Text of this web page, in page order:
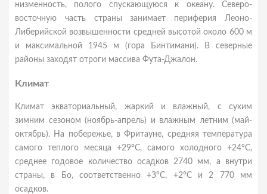
низменность, полого спускающуюся к океану. Северо-
восточную часть страны занимает периферия Леоно-
Либерийской возвышенности средней высотой около 600 м
и максимальной 1945 м (гора Бинтимани). В северные
районы заходят отроги массива Фута-Джалон.
Климат
Климат экваториальный, жаркий и влажный, с сухим
зимним сезоном (ноябрь-апрель) и влажным летним (май-
октябрь). На побережье, в Фритауне, средняя температура
самого теплого месяца +29°С, самого холодного +24°С,
среднее годовое количество осадков 2740 мм, а внутри
страны, в Бо, соответственно +З°С, +2°С и 2 770 мм
осадков.